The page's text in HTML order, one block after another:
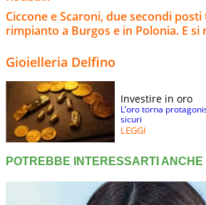
Ciccone e Scaroni, due secondi
rimpianto a Burgos e in Polonia. E si
Gioielleria Delfino
Investire in oro
L’oro torna
sicuri
LEGGI